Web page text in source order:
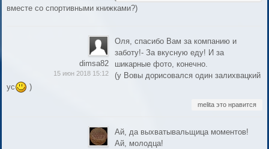
вместе со спортивными книжками?)
dimsa82
15 июн 2018 15:12
Оля, спасибо Вам за компанию и
заботу!- За вкусную еду! И за
шикарные фото, конечно.
(у Вовы дорисовался один залихвацкий
ус
)
melita это нравится
Ай, да выхватывальщица моментов!
Ай, молодца!